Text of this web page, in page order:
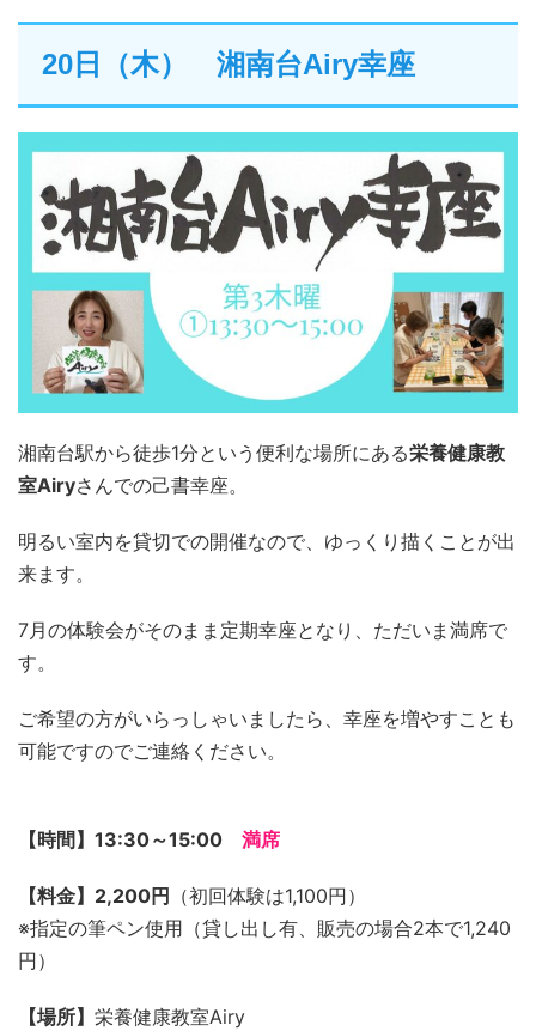
20日（木） 湘南台Airy幸座
湘南台駅から徒歩1分という便利な場所にある栄養健康教
室Airyさんでの己書幸座。
明るい室内を貸切での開催なので、ゆっくり描くことが出
来ます。
7月の体験会がそのまま定期幸座となり、ただいま満席で
す。
ご希望の方がいらっしゃいましたら、幸座を増やすことも
可能ですのでご連絡ください。
【時間】13:30～15:00 満席
【料金】2,200円
（初回体験は1,100円）
※指定の筆ペン使用（貸し出し有、販売の場合2本で1,240
円）
【場所】 栄養健康教室Airy